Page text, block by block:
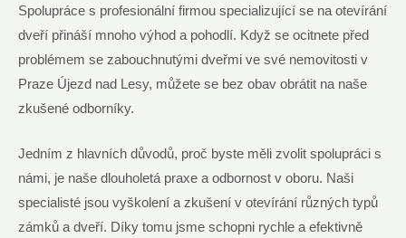
Spolupráce s profesionální firmou specializující se na otevírání
dveří přináší mnoho výhod a pohodlí. Když se ocitnete před
problémem se zabouchnutými dveřmi ve své nemovitosti v
Praze Újezd nad Lesy, můžete se bez obav obrátit na naše
zkušené odborníky.
Jedním z hlavních důvodů, proč byste měli zvolit spolupráci s
námi, je naše dlouholetá praxe a odbornost v oboru. Naši
specialisté jsou vyškolení a zkušení v otevírání různých typů
zámků a dveří. Díky tomu jsme schopni rychle a efektivně